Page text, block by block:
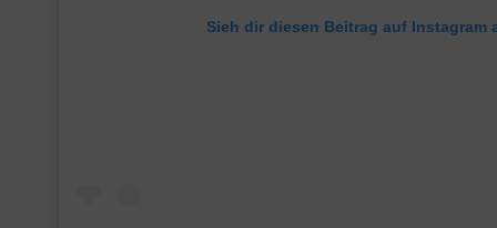
Sieh dir diesen Beitrag auf Instagram